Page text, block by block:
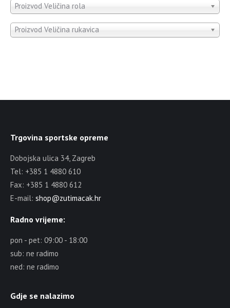
Proizvod Veličina rola
Proizvod Veličina rukavica
Trgovina sportske opreme
Dobojska ulica 34, Zagreb
Tel: +385 1 4880 610
Fax: +385 1 4880 612
E-mail: shop@zutimacak.hr
Radno vrijeme:
pon - pet: 09:00 - 18:00
sub: ne radimo
ned: ne radimo
Gdje se nalazimo